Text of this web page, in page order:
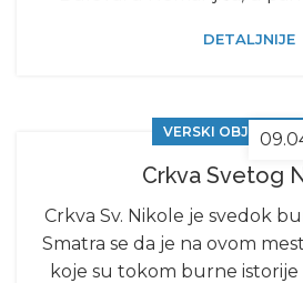
DETALJNIJE
VERSKI OBJEKTI U
Crkva Svetog
Crkva Sv. Nikole je svedok
Smatra se da je na ovom
koje su tokom burne